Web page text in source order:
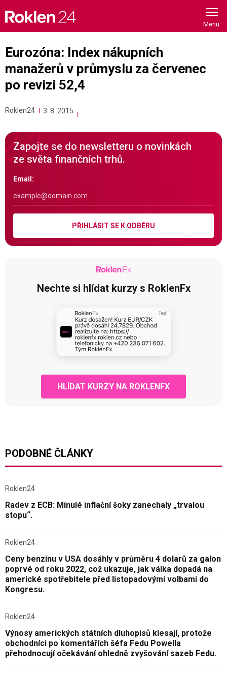
content
Eurozóna: Index nákupních
manažerů v průmyslu za červenec
po revizi 52,4
Roklen24 3. 8. 2015
Zapojte se do newsletteru o novinkách
ze světa finančních trhů.
Email:
PŘIHLÁSIT SE K ODBĚRU
Nechte si hlídat kurzy s RoklenFx
HLÍDAT KURZY NA ROKLENFX
PODOBNÉ ČLÁNKY
Roklen24
Radev z ECB: Minulé inflační šoky zanechaly „trvalou
stopu“.
Roklen24
Ceny benzinu v USA dosáhly v průměru 4 dolarů za galon
poprvé od roku 2022, což ukazuje, jak válka dopadá na
americké spotřebitele před listopadovými volbami do
Kongresu.
Roklen24
Výnosy amerických státních dluhopisů klesají, protože
obchodníci po komentářích šéfa Fedu Powella
přehodnocují očekávání ohledně zvyšování sazeb Fedu.